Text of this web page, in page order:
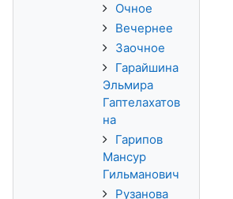
Очное
Вечернее
Заочное
Гарайшина
Эльмира
Гаптелахатов
на
Гарипов
Мансур
Гильманович
Рузанова